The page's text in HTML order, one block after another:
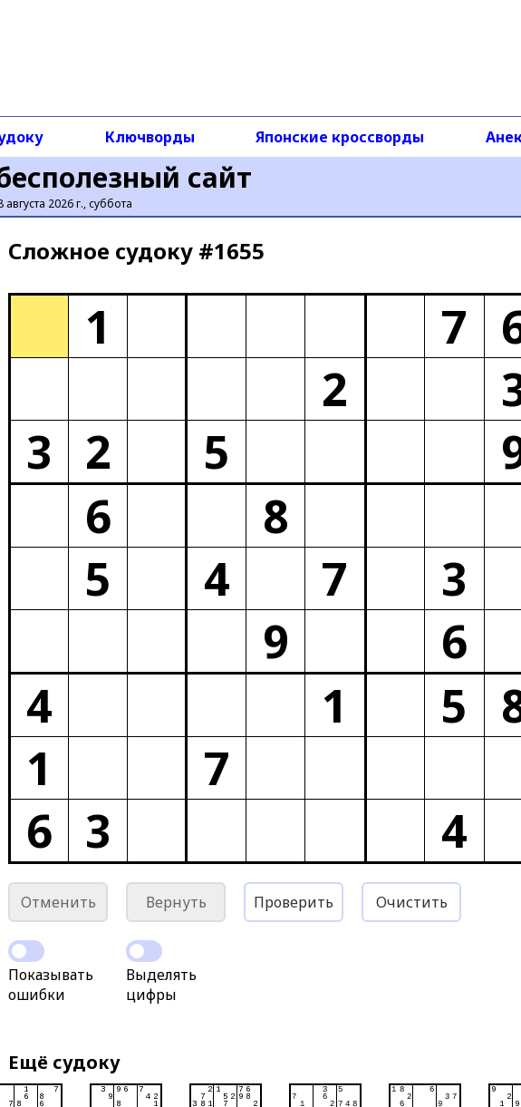
сайт
августа 2026 г., суббота
Ключворды Японские кроссворды
Сложное cудоку #1655
1 7
2
3
2 5
6
8
5
4 7
3
9
6
4
1 5
1
7
6 3 4
Отменить Вернуть Проверить Очистить
Показывать
ошибки
Выделять
цифры
Ещё судоку